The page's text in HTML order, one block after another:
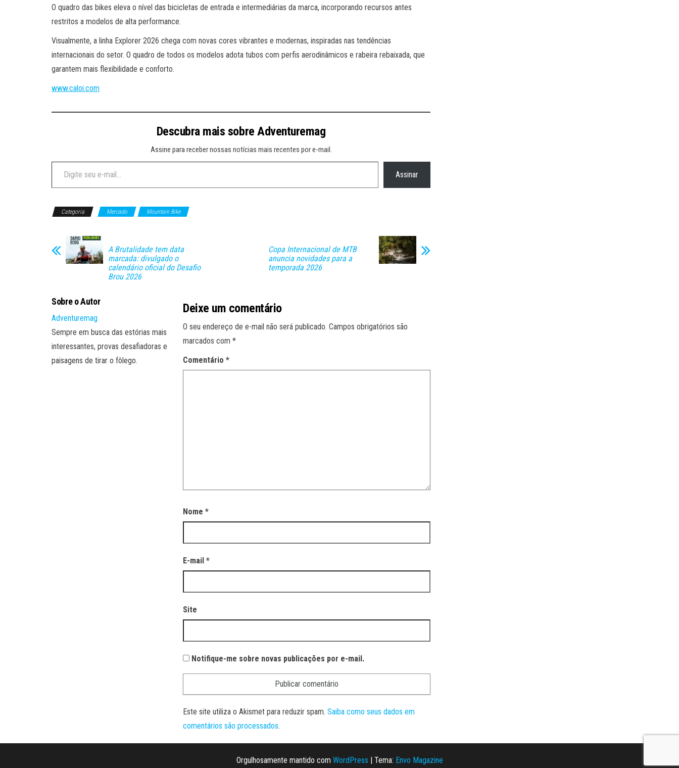
O quadro das bikes eleva o nível das bicicletas de entrada e intermediárias da marca, incorporando recursos antes
restritos a modelos de alta performance.
Visualmente, a linha Explorer 2026 chega com novas cores vibrantes e modernas, inspiradas nas tendências
internacionais do setor. O quadro de todos os modelos adota tubos com perfis aerodinâmicos e rabeira rebaixada, que
garantem mais flexibilidade e conforto.
www.caloi.com
Descubra mais sobre Adventuremag
Assine para receber nossas notícias mais recentes por e-mail.
Digite seu e-mail…
Assinar
Categoria Mercado Mountain Bike
A Brutalidade tem data
marcada: divulgado o
calendário oficial do Desafio
Brou 2026
Copa Internacional de MTB
anuncia novidades para a
temporada 2026
Sobre o Autor
Adventuremag
Sempre em busca das estórias mais
interessantes, provas desafiadoras e
paisagens de tirar o fôlego.
Deixe um comentário
O seu endereço de e-mail não será publicado. Campos obrigatórios são
marcados com *
Comentário *
Nome *
E-mail *
Site
Notifique-me sobre novas publicações por e-mail.
Este site utiliza o Akismet para reduzir spam. Saiba como seus dados em
comentários são processados.
Orgulhosamente mantido com WordPress | Tema: Envo Magazine